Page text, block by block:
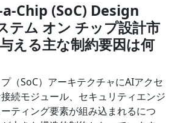
Chip (SoC) Design
ム オン チップ設計市
える主な制約要因は何
（SoC）アーキテクチャにAIアクセ
続モジュール、セキュリティエンジ
ティング要素が組み込まれるにつ